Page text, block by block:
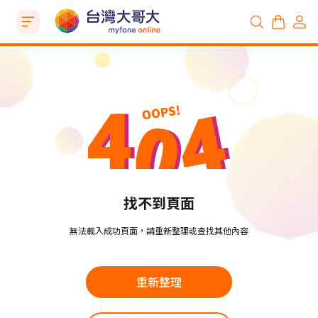
找不到頁面
無法載入成功頁面，請重新整理或查找其他內容
重新整理